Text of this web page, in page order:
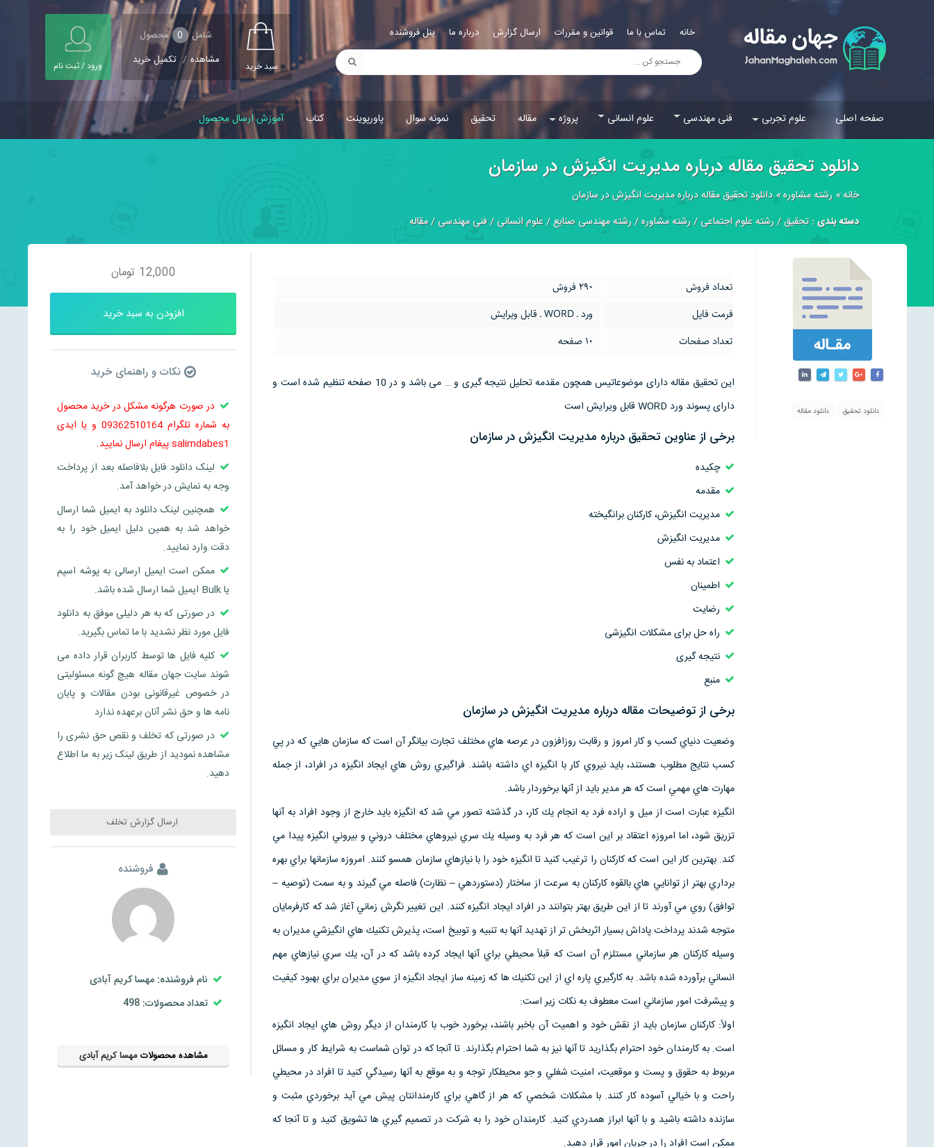
خانه تماس با ما قوانین و مقررات ارسال گزارش درباره ما پنل فروشنده
سبد خرید
شامل 0 محصول
مشاهده / تکمیل خرید ورود / ثبت نام
صفحه اصلی علوم تجربی فنی مهندسی علوم انسانی پروژه مقاله تحقیق نمونه سوال پاورپوینت کتاب آموزش ارسال محصول
دانلود تحقیق مقاله درباره مديريت انگيزش در سازمان
خانه» رشته مشاوره» دانلود تحقیق مقاله درباره مديريت انگيزش در سازمان
دسته بندی :تحقیق/رشته علوم اجتماعی/رشته مشاوره/رشته مهندسی صنایع/علوم انسانی/فنی مهندسی/مقاله
دانلود تحقیق دانلود مقاله
تعداد فروش
290 فروش
فرمت فایل
ورد ـ WORD ـ قابل ویرایش
تعداد صفحات
10 صفحه
این تحقیق مقاله دارای موضوعاتیس همچون مقدمه تحلیل نتیجه گیری و … می باشد و در 10 صفحه تنظیم شده است و
دارای پسوند ورد WORD قابل ویرایش است
برخی از عناوین تحقیق درباره مديريت انگيزش در سازمان
چکیده
مقدمه
مدیریت انگیزش، كاركنان برانگیخته
مدیریت انگیزش
اعتماد به نفس
اطمینان
رضایت
راه حل برای مشكلات انگیزشی
نتیجه گیری
منبع
برخی از توضیحات مقاله درباره مديريت انگيزش در سازمان
وضعيت دنياي كسب و كار امروز و رقابت روزافزون در عرصه هاي مختلف تجارت بيانگر آن است كه سازمان هايي كه در پي
كسب نتايج مطلوب هستند، بايد نيروي كار با انگيزه اي داشته باشند. فراگيري روش هاي ايجاد انگيزه در افراد، از جمله
مهارت هاي مهمي است كه هر مدير بايد از آنها برخوردار باشد.
انگيزه عبارت است از ميل و اراده فرد به انجام يك كار، در گذشته تصور مي شد كه انگيزه بايد خارج از وجود افراد به آنها
تزريق شود، اما امروزه اعتقاد بر اين است كه هر فرد به وسيله يك سري نيروهاي مختلف دروني و بيروني انگيزه پيدا مي
كند. بهترين كار اين است كه كاركنان را ترغيب كنيد تا انگيزه خود را با نيازهاي سازمان همسو كنند. امروزه سازمانها براي بهره
برداري بهتر از توانايي هاي بالقوه كاركنان به سرعت از ساختار (دستوردهي – نظارت) فاصله مي گيرند و به سمت (توصيه –
توافق) روي مي آورند تا از اين طريق بهتر بتوانند در افراد ايجاد انگيزه كنند. اين تغيير نگرش زماني آغاز شد كه كارفرمايان
متوجه شدند پرداخت پاداش بسيار اثربخش تر از تهديد آنها به تنبيه و توبيخ است، پذيرش تكنيك هاي انگيزشي مديران به
وسيله كاركنان هر سازماني مستلزم آن است كه قبلاً محيطي براي آنها ايجاد كرده باشد كه در آن، يك سري نيازهاي مهم
انساني برآورده شده باشد. به كارگيري پاره اي از اين تكنيك ها كه زمينه ساز ايجاد انگيزه از سوي مديران براي بهبود كيفيت
و پيشرفت امور سازماني است معطوف به نكات زير است:
اولاً: كاركنان سازمان بايد از نقش خود و اهميت آن باخبر باشند، برخورد خوب با كارمندان از ديگر روش هاي ايجاد انگيزه
است. به كارمندان خود احترام بگذاريد تا آنها نيز به شما احترام بگذارند. تا آنجا كه در توان شماست به شرايط كار و مسائل
مربوط به حقوق و پست و موقعيت، امنيت شغلي و جو محيطكار توجه و به موقع به آنها رسيدگي كنيد تا افراد در محيطي
راحت و با خيالي آسوده كار كنند. با مشكلات شخصي كه هر از گاهي براي كارمندانتان پيش مي آيد برخوردي مثبت و
سازنده داشته باشيد و با آنها ابراز همدردي كنيد. كارمندان خود را به شركت در تصميم گيري ها تشويق كنيد و تا آنجا كه
12,000 تومان
افزودن به سبد خرید
نکات و راهنمای خرید
در صورت هرگونه مشکل در خرید محصول
به شماره تلگرام 09362510164 و یا ایدی
salimdabes1 پیغام ارسال نمایید.
لینک دانلود فایل بلافاصله بعد از پرداخت
وجه به نمایش در خواهد آمد.
همچنین لینک دانلود به ایمیل شما ارسال
خواهد شد به همین دلیل ایمیل خود را به
دقت وارد نمایید.
ممکن است ایمیل ارسالی به پوشه اسپم
یا Bulk ایمیل شما ارسال شده باشد.
در صورتی که به هر دلیلی موفق به دانلود
فایل مورد نظر نشدید با ما تماس بگیرید.
کلیه فایل ها توسط کاربران قرار داده می
شوند سایت جهان مقاله هیچ گونه مسئولیتی
در خصوص غیرقانونی بودن مقالات و پایان
نامه ها و حق نشر آنان برعهده ندارد
در صورتی که تخلف و نقص حق نشری را
مشاهده نمودید از طریق لینک زیر به ما اطلاع
دهید.
ارسال گزارش تخلف
فروشنده
نام فروشنده: مهسا کریم آبادی
تعداد محصولات: 498
مشاهده محصولاتمهسا کریم آبادی